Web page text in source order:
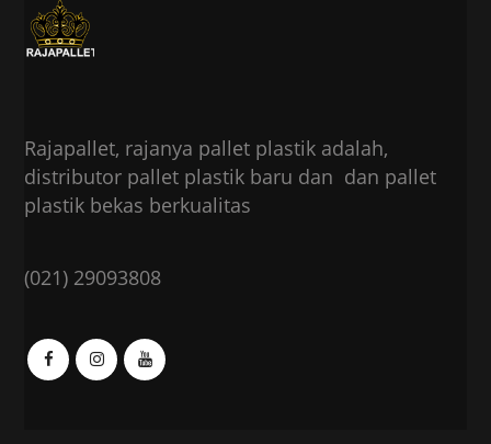
Rajapallet, rajanya pallet plastik adalah,
distributor pallet plastik baru dan dan pallet
plastik bekas berkualitas
(021) 29093808